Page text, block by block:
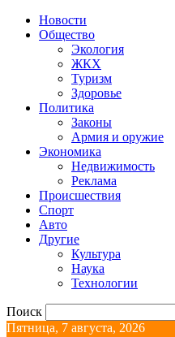
Новости
Общество
Экология
ЖКХ
Туризм
Здоровье
Политика
Законы
Армия и оружие
Экономика
Недвижимость
Реклама
Происшествия
Спорт
Авто
Другие
Культура
Наука
Технологии
Поиск
Пятница, 7 августа, 2026